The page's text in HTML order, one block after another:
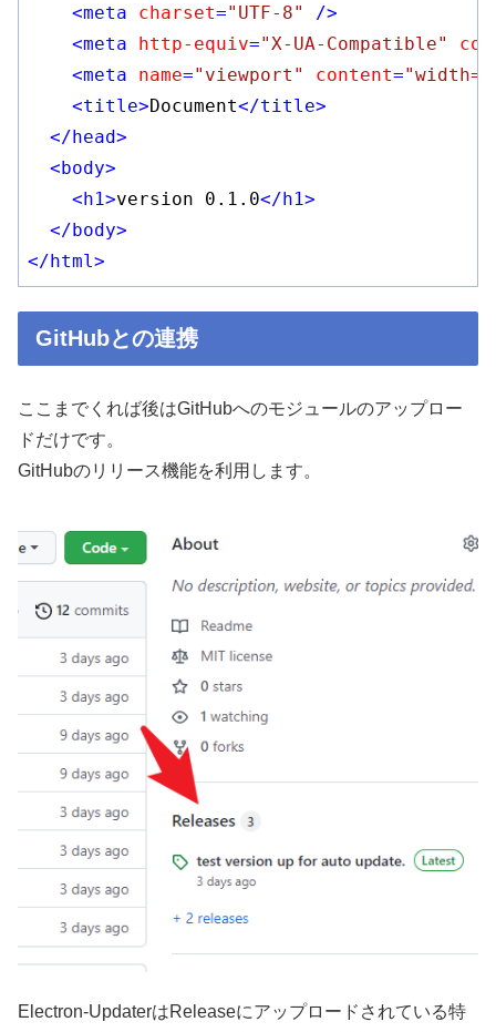
<meta charset="UTF-8"
/>
<meta http-equiv="X-UA-Compatible"
<meta name="viewport" content=
<title>Document</title>
</head>
<body>
<h1>version 0.1.0</h1>
</body>
</html >
GitHubとの連携
ここまでくれば後はGitHubへのモジュールのアップロー
ドだけです。
GitHubのリリース機能を利用します。
Electron-UpdaterはReleaseにアップロードされている特